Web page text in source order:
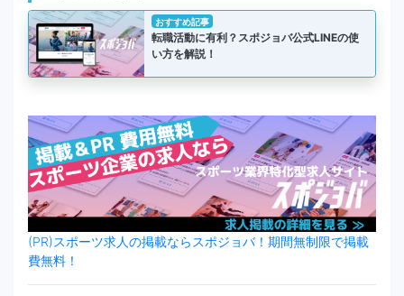
おすすめ記事
転職活動に有利？スポジョバ公式LINEの使
い方を解説！
(PR)スポーツ求人の掲載ならスポジョバ！期間無制限で掲載
費無料！